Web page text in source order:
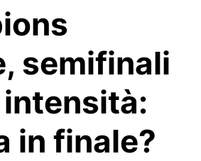
semifinali
in finale?